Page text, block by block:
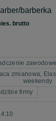
barberka
brutto
zawodowe
zmianowa,
weekendy
firmy